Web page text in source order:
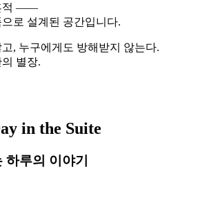
적 ——
로 설계된 공간입니다.
, 누구에게도 방해받지 않는다.
별장.
in the Suite
루의 이야기